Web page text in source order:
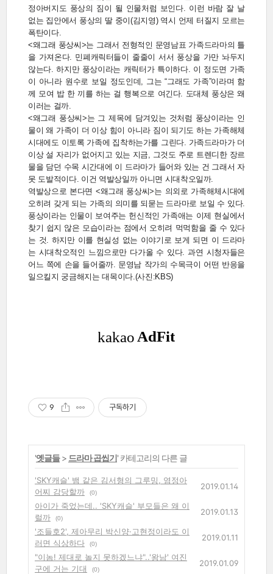
정아버지도 풍상의 짐이 될 인물처럼 보인다. 이런 바람 잘 날
없는 집안에서 풍상의 딸 중이(김지영) 역시 언제 터질지 모르는
폭탄이다.
<왜그래 풍상씨>는 그래서 전형적인 문영남표 가족드라마의 틀
을 가져온다. 민폐캐릭터들이 줄줄이 서서 풍상을 가만 놔두지
않는다. 하지만 풍상이라는 캐릭터가 특이하다. 이 정도면 가족
이 아니라 원수로 보일 정도인데, 그는 “그래도 가족”이라며 함
께 모여 밥 한 끼를 하는 걸 행복으로 여긴다. 도대체 풍상은 왜
이러는 걸까.
<왜그래 풍상씨>는 그 제목에 담겨있는 것처럼 풍상이라는 인
물이 왜 가족이 더 이상 힘이 아니라 짐이 되기도 하는 가족해체
시대에도 이토록 가족에 집착하는가를 그린다. 가족드라마가 더
이상 설 자리가 없어지고 있는 지금, 그것도 주로 트렌디한 장르
물을 담던 수목 시간대에 이 드라마가 들어와 있는 건 그래서 자
못 도발적이다. 이건 역발상일까 아니면 시대착오일까.
역발상으로 본다면 <왜그래 풍상씨>는 의외로 가족해체시대에
오히려 갖게 되는 가족의 의미를 되묻는 드라마로 보일 수 있다.
풍상이라는 인물이 보여주는 헌신적인 가족애는 이제 현실에서
찾기 쉽지 않은 모습이라는 점에서 오히려 먹먹함을 줄 수 있다
는 것. 하지만 이를 현실성 없는 이야기로 보게 되면 이 드라마
는 시대착오적인 느낌으로만 다가올 수 있다. 과연 시청자들은
어느 쪽에 손을 들어줄까. 문영남 작가의 수목극이 어떤 반응을
일으킬지 궁금해지는 대목이다.(사진:KBS)
9 구독하기
'옛글들> 드라마 곱씹기' 카테고리의 다른 글
'SKY캐슬' 뱀 같은 김서형의 그루밍, 염정아
어찌 감당할까
(0)
2019.01.14
아이가 죽었는데.. 'SKY캐슬' 부모들은 왜 이
럴까
(0)
2019.01.13
'조들호2', 제아무리 박신양·고현정이라도 이
러면 식상하다
(0)
2019.01.11
"이놈! 제대로 놀지 못하겠느냐"..'왕남' 여진
구에 거는 기대
(0)
2019.01.09